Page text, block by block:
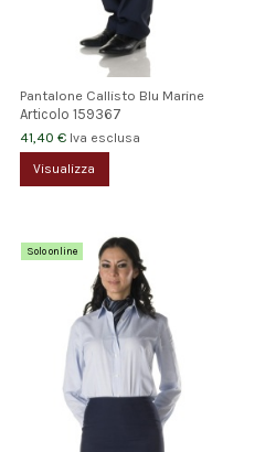
Pantalone Callisto Blu Marine
Articolo 159367
41,40 € Iva esclusa
Visualizza
Solo online